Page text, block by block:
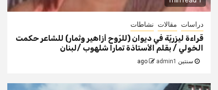
دراسات مقالات نشاطات
قراءة ليزريّة في ديوان (للرّوح أزاهير وثمار) للشاعر حكمت
الخولي / بقلم الأستاذة تمارا شلهوب /لبنان
سنتين ago admin1